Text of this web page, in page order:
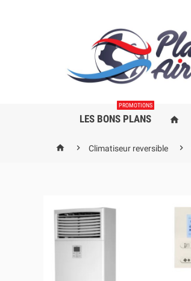
LES BONS PLANS
PROMOTIONS
home
  Climatiseur reversible 